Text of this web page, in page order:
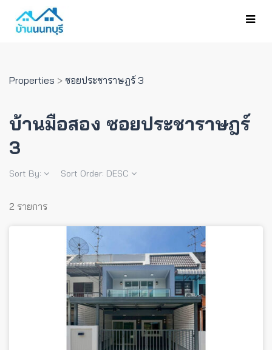
Properties > ซอยประชาราษฎร์ 3
บ้านมือสอง ซอยประชาราษฎร์
3
Sort By: Sort Order: DESC
2 รายการ